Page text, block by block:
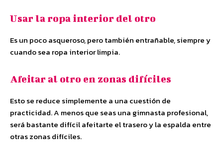
Usar la ropa interior del otro
Es un poco asqueroso, pero también entrañable, siempre y
cuando sea ropa interior limpia.
Afeitar al otro en zonas difíciles
Esto se reduce simplemente a una cuestión de
practicidad. A menos que seas una gimnasta profesional,
será bastante difícil afeitarte el trasero y la espalda entre
otras zonas difíciles.